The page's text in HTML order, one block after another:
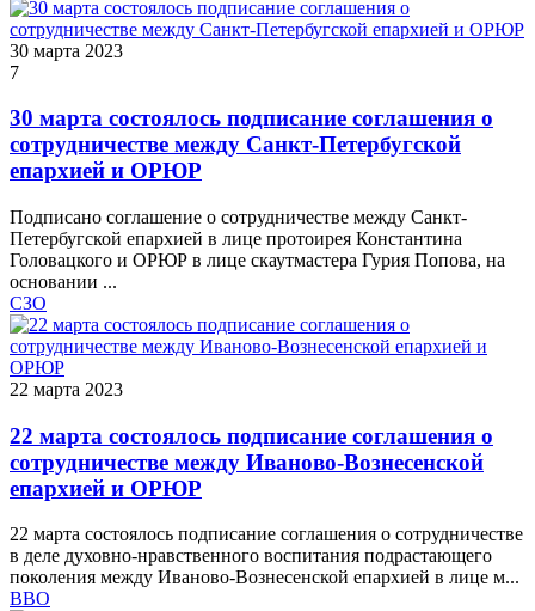
30 марта 2023
7
30 марта состоялось подписание соглашения о
сотрудничестве между Санкт-Петербугской
епархией и ОРЮР
Подписано соглашение о сотрудничестве между Санкт-
Петербугской епархией в лице протоирея Константина
Головацкого и ОРЮР в лице скаутмастера Гурия Попова, на
основании ...
СЗО
22 марта 2023
22 марта состоялось подписание соглашения о
сотрудничестве между Иваново-Вознесенской
епархией и ОРЮР
22 марта состоялось подписание соглашения о сотрудничестве
в деле духовно-нравственного воспитания подрастающего
поколения между Иваново-Вознесенской епархией в лице м...
ВВО